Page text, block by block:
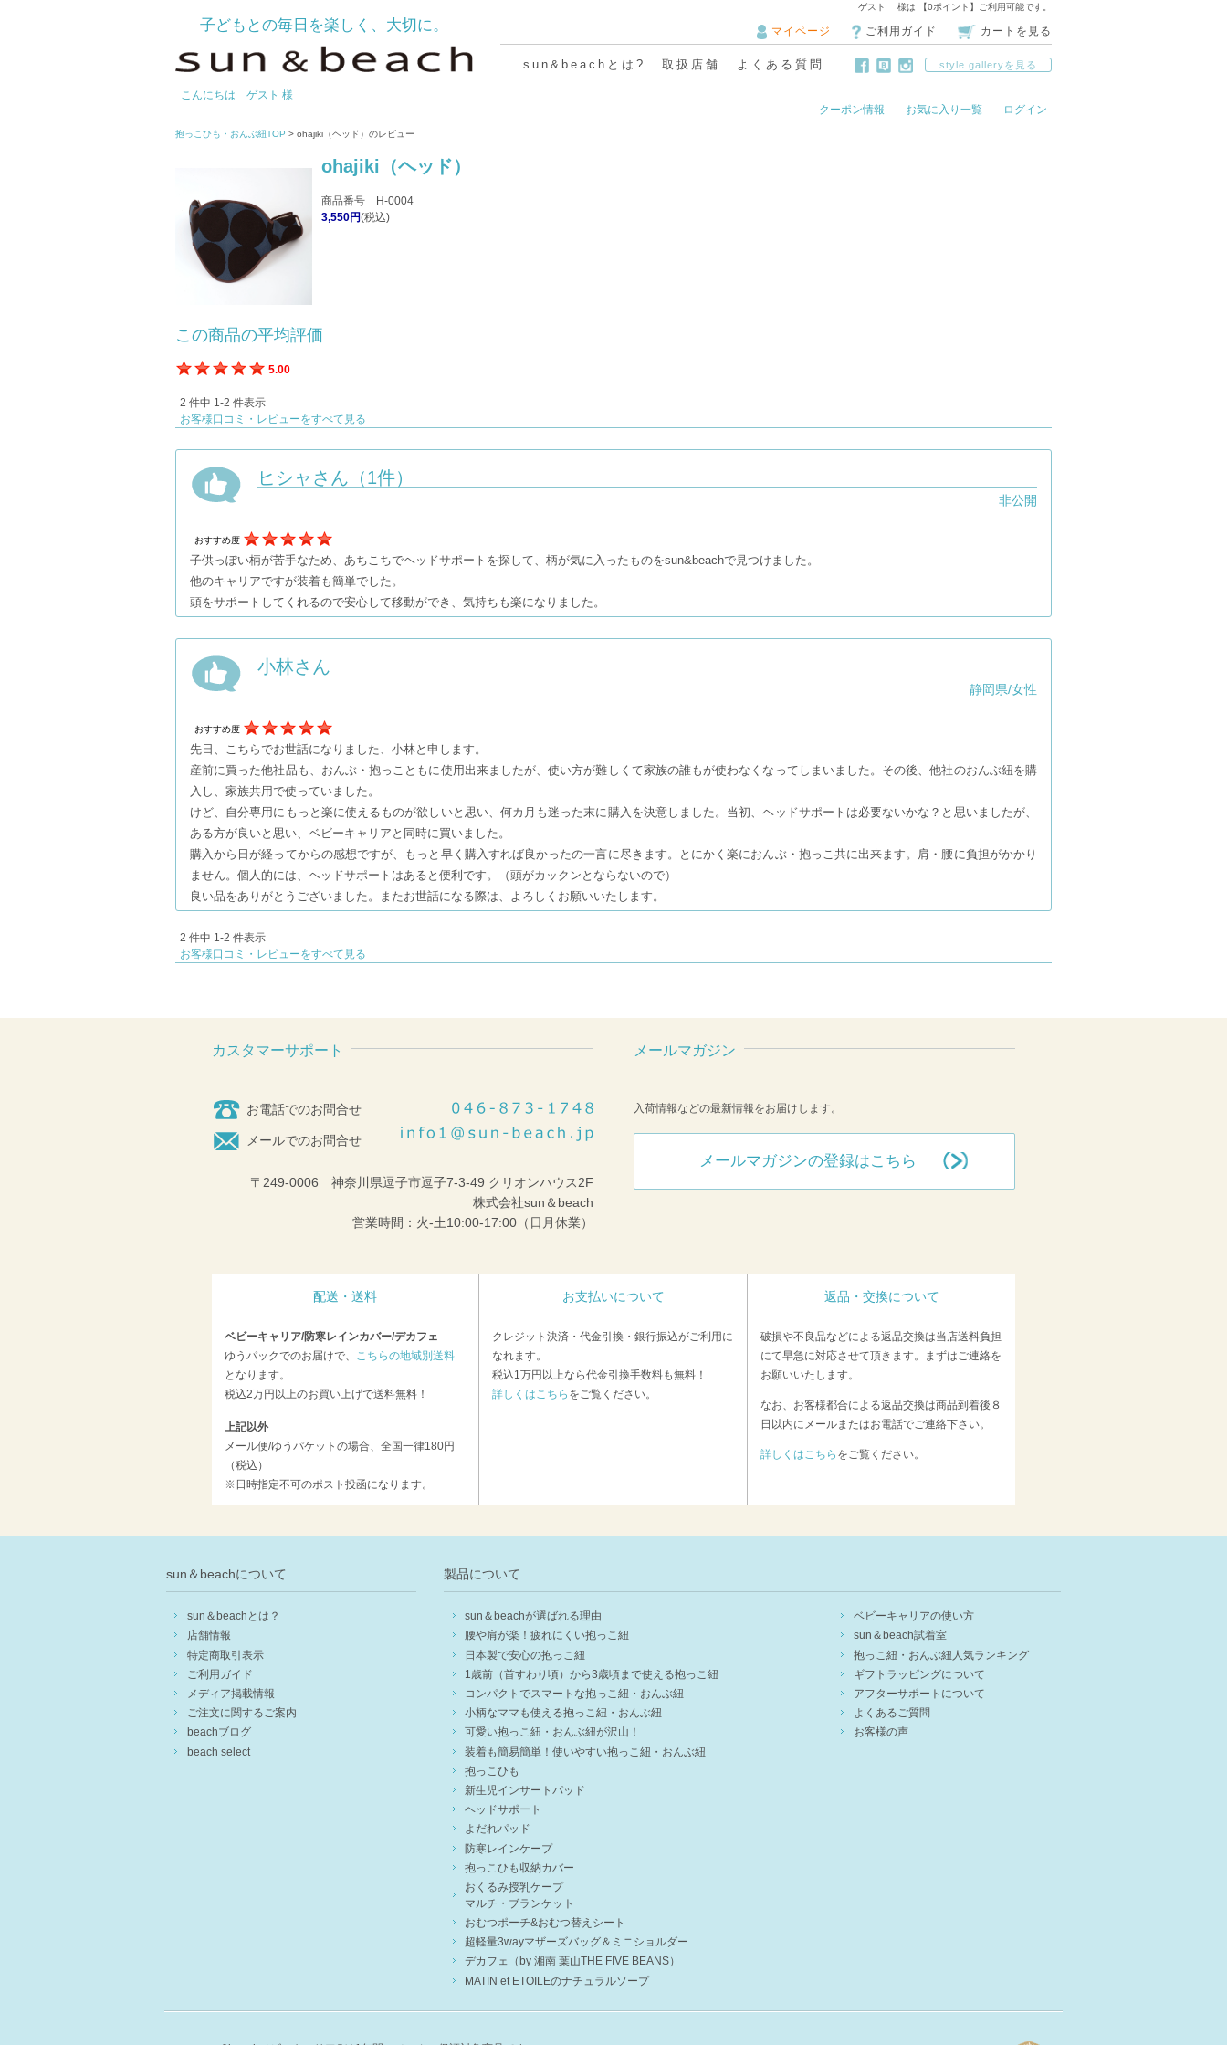
子どもとの毎日を楽しく、大切に。
ゲスト 様は 【0ポイント】ご利用可能です。
マイページ ご利用ガイド カートを見る
sun&beachとは? 取扱店舗 よくある質問 style galleryを見る
こんにちは ゲスト 様
クーポン情報
お気に入り一覧 ログイン
抱っこひも・おんぶ紐TOP > ohajiki（ヘッド）のレビュー
ohajiki（ヘッド）
商品番号 H-0004
3,550円(税込)
この商品の平均評価
5.00
2 件中 1-2 件表示
お客様口コミ・レビューをすべて見る
ヒシャさん（1件）
非公開
おすすめ度
子供っぽい柄が苦手なため、あちこちでヘッドサポートを探して、柄が気に入ったものをsun&beachで見つけました。
他のキャリアですが装着も簡単でした。
頭をサポートしてくれるので安心して移動ができ、気持ちも楽になりました。
小林さん
静岡県/女性
おすすめ度
先日、こちらでお世話になりました、小林と申します。
産前に買った他社品も、おんぶ・抱っこともに使用出来ましたが、使い方が難しくて家族の誰もが使わなくなってしまいました。その後、他社のおんぶ紐を購
入し、家族共用で使っていました。
けど、自分専用にもっと楽に使えるものが欲しいと思い、何カ月も迷った末に購入を決意しました。当初、ヘッドサポートは必要ないかな？と思いましたが、
ある方が良いと思い、ベビーキャリアと同時に買いました。
購入から日が経ってからの感想ですが、もっと早く購入すれば良かったの一言に尽きます。とにかく楽におんぶ・抱っこ共に出来ます。肩・腰に負担がかかり
ません。個人的には、ヘッドサポートはあると便利です。（頭がカックンとならないので）
良い品をありがとうございました。またお世話になる際は、よろしくお願いいたします。
2 件中 1-2 件表示
お客様口コミ・レビューをすべて見る
カスタマーサポート
お電話でのお問合せ
メールでのお問合せ
〒249-0006 神奈川県逗子市逗子7-3-49 クリオンハウス2F
株式会社sun＆beach
営業時間：火-土10:00-17:00（日月休業）
メールマガジン
入荷情報などの最新情報をお届けします。
メールマガジンの登録はこちら
配送・送料
ベビーキャリア/防寒レインカバー/デカフェ
ゆうパックでのお届けで、
こちらの地域別送料
となります。
税込2万円以上のお買い上げで送料無料！
上記以外
メール便/ゆうパケットの場合、全国一律180円
（税込）
※日時指定不可のポスト投函になります。
お支払いについて
クレジット決済・代金引換・銀行振込がご利用に
なれます。
税込1万円以上なら代金引換手数料も無料！
詳しくはこちら をご覧ください。
返品・交換について
破損や不良品などによる返品交換は当店送料負担
にて早急に対応させて頂きます。まずはご連絡を
お願いいたします。
なお、お客様都合による返品交換は商品到着後８
日以内にメールまたはお電話でご連絡下さい。
詳しくはこちら をご覧ください。
sun＆beachについて
sun＆beachとは？
店舗情報
特定商取引表示
ご利用ガイド
メディア掲載情報
ご注文に関するご案内
beachブログ
beach select
製品について
sun＆beachが選ばれる理由
腰や肩が楽！疲れにくい抱っこ紐
日本製で安心の抱っこ紐
1歳前（首すわり頃）から3歳頃まで使える抱っこ紐
コンパクトでスマートな抱っこ紐・おんぶ紐
小柄なママも使える抱っこ紐・おんぶ紐
可愛い抱っこ紐・おんぶ紐が沢山！
装着も簡易簡単！使いやすい抱っこ紐・おんぶ紐
抱っこひも
新生児インサートパッド
ヘッドサポート
よだれパッド
防寒レインケープ
抱っこひも収納カバー
おくるみ授乳ケープ
マルチ・ブランケット
おむつポーチ&おむつ替えシート
超軽量3wayマザーズバッグ＆ミニショルダー
デカフェ（by 湘南 葉山THE FIVE BEANS）
MATIN et ETOILEのナチュラルソープ
ベビーキャリアの使い方
sun＆beach試着室
抱っこ紐・おんぶ紐人気ランキング
ギフトラッピングについて
アフターサポートについて
よくあるご質問
お客様の声